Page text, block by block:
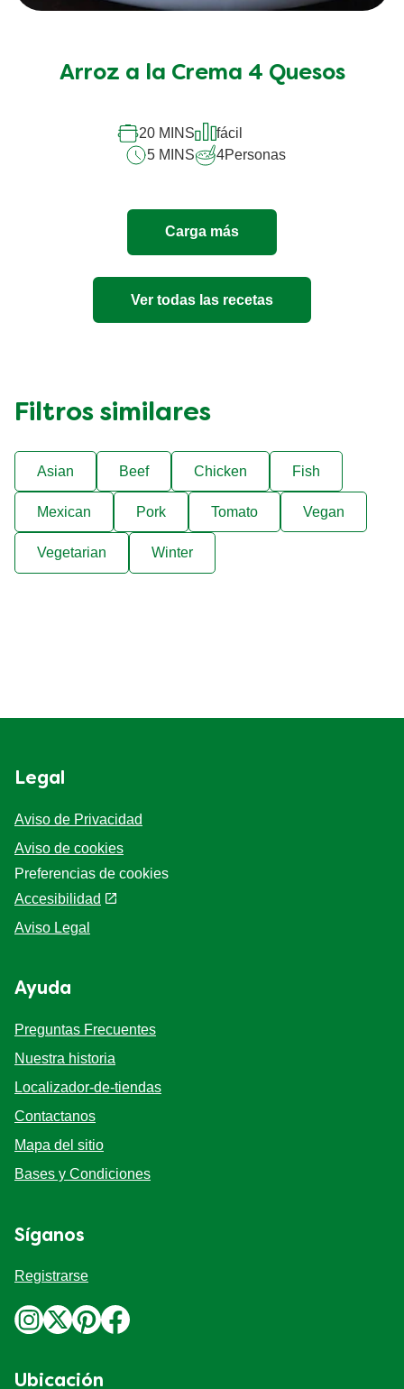
Arroz a la Crema 4 Quesos
20 MINS
fácil
5 MINS
4Personas
Carga más
Ver todas las recetas
Filtros similares
Asian Beef Chicken Fish
Mexican Pork Tomato Vegan
Vegetarian Winter
Legal
Aviso de Privacidad
Aviso de cookies
Preferencias de cookies
Accesibilidad
Aviso Legal
Ayuda
Preguntas Frecuentes
Nuestra historia
Localizador-de-tiendas
Contactanos
Mapa del sitio
Bases y Condiciones
Síganos
Registrarse
Ubicación